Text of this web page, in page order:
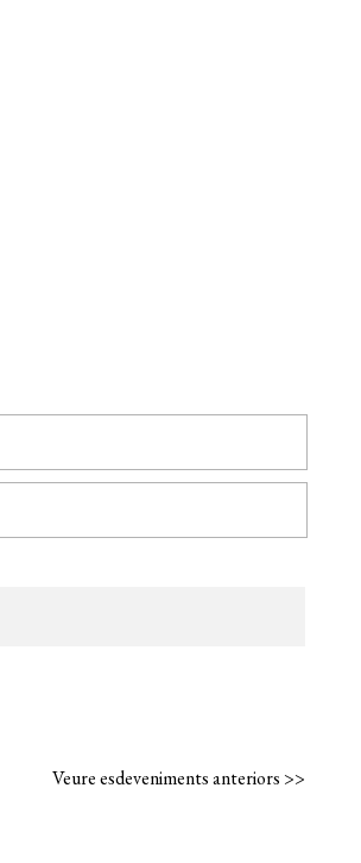
Veure esdeveniments anteriors >>